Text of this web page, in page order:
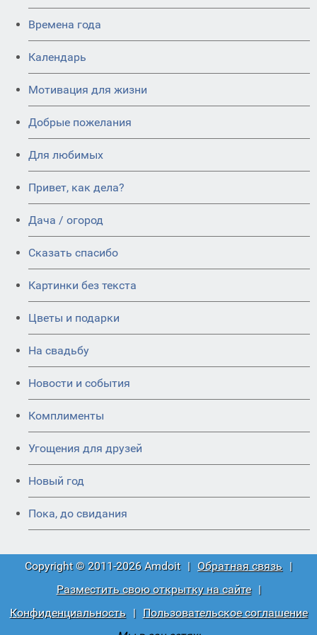
Времена года
Календарь
Мотивация для жизни
Добрые пожелания
Для любимых
Привет, как дела?
Дача / огород
Сказать спасибо
Картинки без текста
Цветы и подарки
На свадьбу
Новости и события
Комплименты
Угощения для друзей
Новый год
Пока, до свидания
Copyright © 2011-2026 Amdoit | Обратная связь |
Разместить свою открытку на сайте
|
Конфиденциальность
|
Пользовательское соглашение